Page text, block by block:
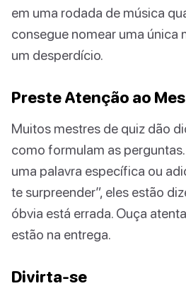
em uma rodada de música
consegue nomear uma única
um desperdício.
Preste Atenção ao
Muitos mestres de quiz dão
como formulam as
uma palavra específica ou
te surpreender”, eles estão
óbvia está errada. Ouça
estão na entrega.
Divirta-se